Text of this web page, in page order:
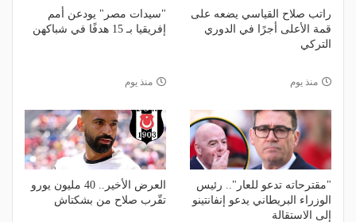
راتب صلاح القياسي يضعه على
قمة الأعلى أجرًا في الدوري
التركي
منذ يوم
"سيدات مصر" يودعن أمم
إفريقيا بـ 15 هدفًا في شباكهن
منذ يوم
"مقترحاته تدعو للعار".. رئيس
الوزراء البريطاني يدعو إنفانتينو
إلى الاستقالة
العرض الأخير.. 40 مليون يورو
تقّرب صلاح من بشكتاش